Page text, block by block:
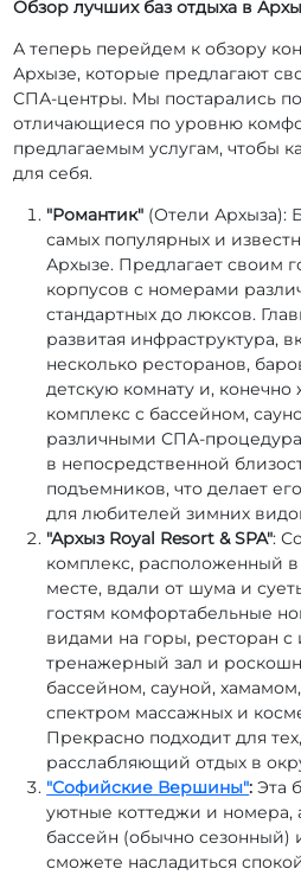
Обзор лучших баз отдыха в
А теперь перейдем к обзору
Архызе, которые предлагают
СПА-центры. Мы постарались
отличающиеся по уровню
предлагаемым услугам, чтобы
для себя.
"Романтик" (Отели Архыза):
самых популярных и
Архызе. Предлагает своим
корпусов с номерами
стандартных до люксов.
развитая инфраструктура,
несколько ресторанов,
детскую комнату и,
комплекс с бассейном,
различными СПА-
в непосредственной
подъемников, что делает
для любителей зимних
"Архыз Royal Resort & SPA":
комплекс, расположенный
месте, вдали от шума и
гостям комфортабельные
видами на горы, ресторан с
тренажерный зал и
бассейном, сауной,
спектром массажных и
Прекрасно подходит для
расслабляющий отдых в
"Софийские Вершины": Эта
уютные коттеджи и номера,
бассейн (обычно сезонный)
сможете насладиться